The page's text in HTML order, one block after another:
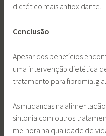
dietético mais antioxidante.
Conclusão
Apesar dos benefícios
uma intervenção dietética
tratamento para fibromialgia.
As mudanças na
sintonia com outros
melhora na qualidade de